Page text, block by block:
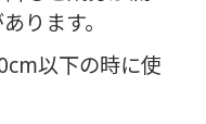
ります。
以下の時に使